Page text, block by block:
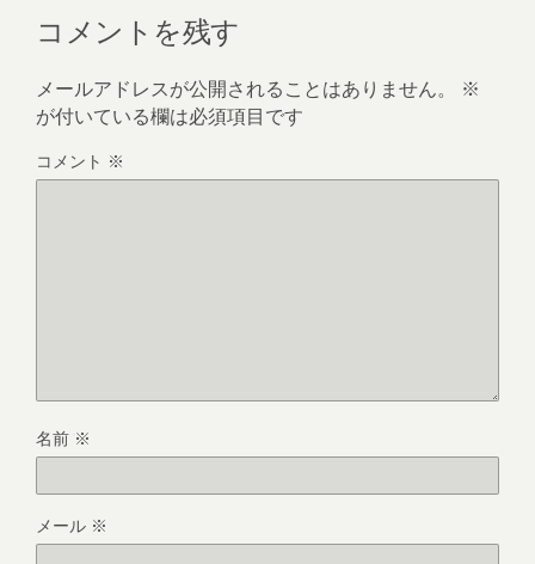
コメントを残す
メールアドレスが公開されることはありません。
※
が付いている欄は必須項目です
コメント ※
名前 ※
メール ※